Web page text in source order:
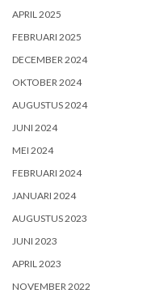
APRIL 2025
FEBRUARI 2025
DECEMBER 2024
OKTOBER 2024
AUGUSTUS 2024
JUNI 2024
MEI 2024
FEBRUARI 2024
JANUARI 2024
AUGUSTUS 2023
JUNI 2023
APRIL 2023
NOVEMBER 2022